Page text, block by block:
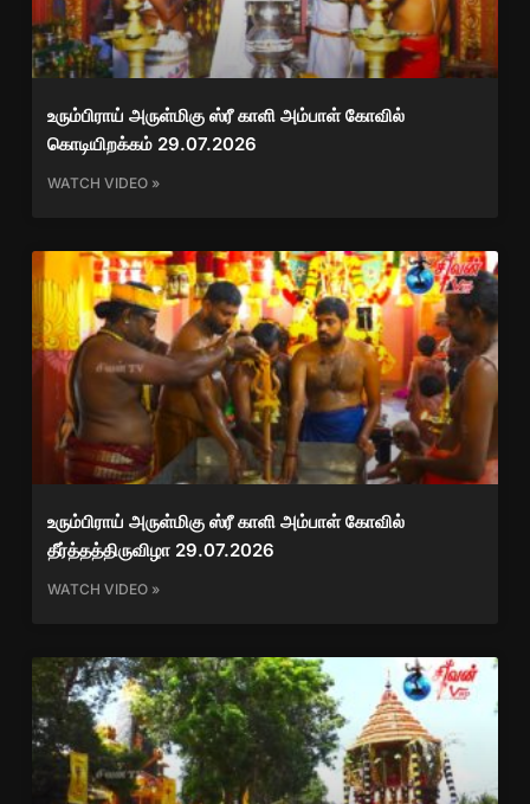
உரும்பிராய் அருள்மிகு ஸ்ரீ காளி அம்பாள் கோவில்
கொடியிறக்கம் 29.07.2026
WATCH VIDEO »
உரும்பிராய் அருள்மிகு ஸ்ரீ காளி அம்பாள் கோவில்
தீர்த்தத்திருவிழா 29.07.2026
WATCH VIDEO »